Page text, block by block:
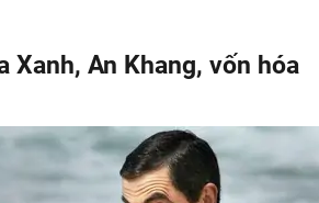
Xanh, An Khang, vốn hóa